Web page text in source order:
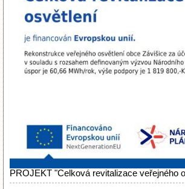
PROJEKT "Celková revitalizace veřejného